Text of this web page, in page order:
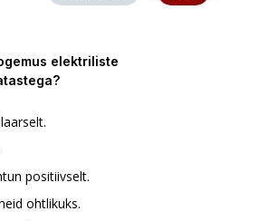
elektriliste
positiivselt.
ohtlikuks.